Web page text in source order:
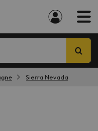
Sierra Nevada